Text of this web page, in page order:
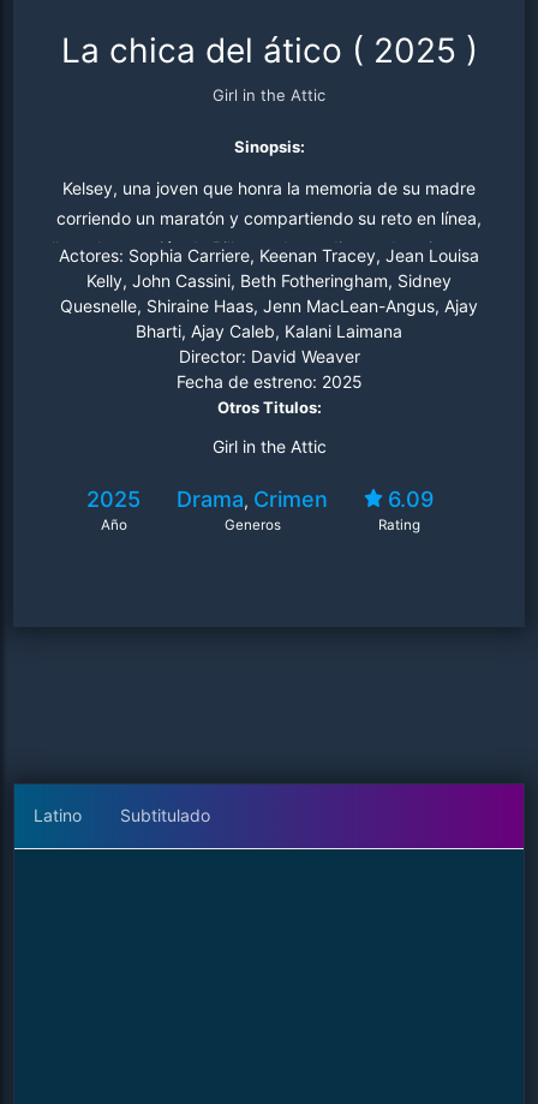
La chica del ático ( 2025 )
Girl in the Attic
Sinopsis:
Kelsey, una joven que honra la memoria de su madre
corriendo un maratón y compartiendo su reto en línea,
llama la atención de Billy, un dependiente obsesivo que
decide secuestrarla y encerrarla en el ático que
comparte con su madre en silla de ruedas. Aislada
durante años y controlada incluso a través de videos en
internet, Kelsey deberá unir fuerzas con la madre de su
captor cuando esta descubre la verdad, antes de que la
Actores: Sophia Carriere, Keenan Tracey, Jean Louisa
Kelly, John Cassini, Beth Fotheringham, Sidney
Quesnelle, Shiraine Haas, Jenn MacLean-Angus, Ajay
Bharti, Ajay Caleb, Kalani Laimana
Director: David Weaver
Fecha de estreno: 2025
Otros Titulos:
Girl in the Attic
2025
Año
Drama, Crimen
Generos
6.09
Rating
Latino Subtitulado